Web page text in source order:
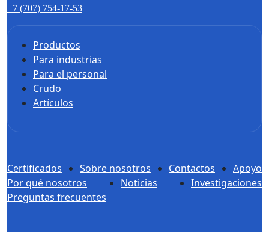
+7 (707) 754-17-53
Productos
Para industrias
Para el personal
Crudo
Artículos
Certificados Sobre nosotros Contactos
Apoyo
Por qué nosotros
Noticias
Investigaciones
Preguntas frecuentes